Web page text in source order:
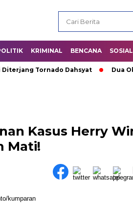
KRIMINAL BENCANA SOSIAL
Tornado Dahsyat Dua
Kasus Herry
Mati!